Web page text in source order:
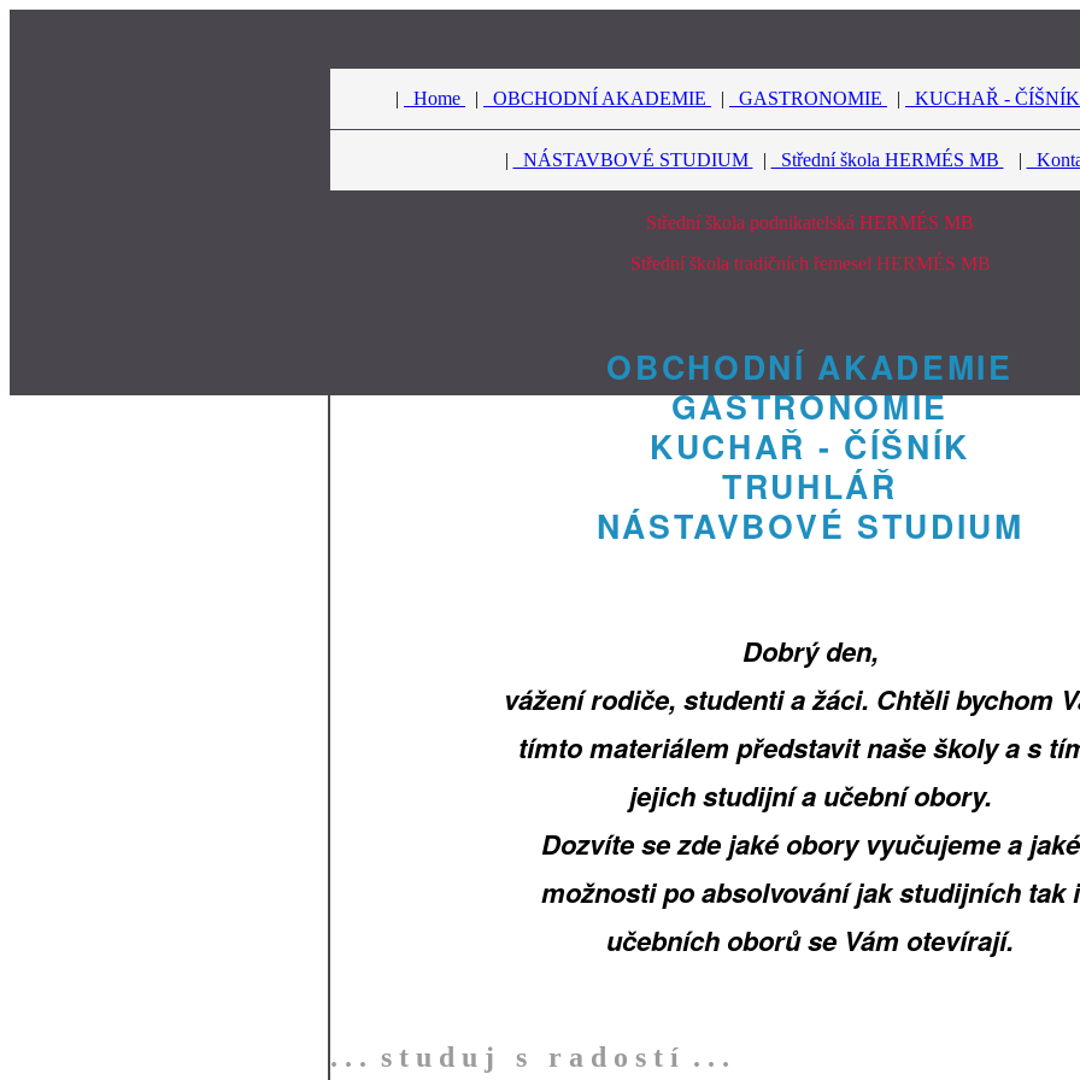
| Home | OBCHODNÍ AKADEMIE | GASTRONOMIE | KUCHAŘ - ČÍŠNÍK
| NÁSTAVBOVÉ STUDIUM | Střední škola HERMÉS MB |
Střední škola podnikatelská HERMÉS MB
Střední škola tradičních řemesel HERMÉS MB
OBCHODNÍ AKADEMIE
GASTRONOMIE
KUCHAŘ - ČÍŠNÍK
TRUHLÁŘ
NÁSTAVBOVÉ STUDIUM
Dobrý den,
vážení rodiče, studenti a žáci. Chtěli bychom
tímto materiálem představit naše školy a s
jejich studijní a učební obory.
Dozvíte se zde jaké obory vyučujeme a jaké
možnosti po absolvování jak studijních tak i
učebních oborů se Vám otevírají.
. . . s t u d u j s r a d o s t í . . .